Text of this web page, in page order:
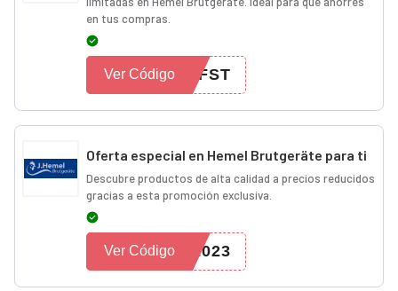
en tus compras.
EFST
Ver Código
Oferta especial en Hemel Brutgeräte para ti
Descubre productos de alta calidad a precios reducidos
gracias a esta promoción exclusiva.
2023
Ver Código